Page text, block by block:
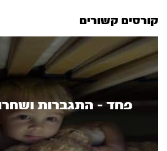
קורסים קשורים
פחד - התגברות